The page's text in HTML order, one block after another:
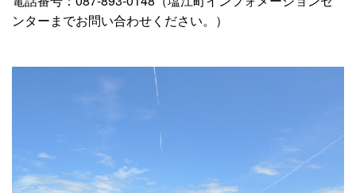
ンターまでお問い合わせください。）